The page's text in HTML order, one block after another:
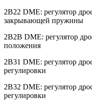
2B22 DME: регулятор
закрывающей пружины
2B2B DME: регулятор
положения
2B31 DME: регулятор
регулировки
2B32 DME: регулятор
регулировки